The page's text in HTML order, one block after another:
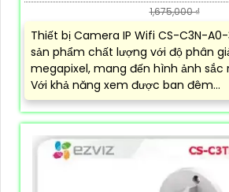
1,675,000 ₫
Thiết bị Camera IP Wifi CS-C3N-A0-
sản phẩm chất lượng với độ phân
megapixel, mang đến hình ảnh sắc
Với khả năng xem được ban đêm...